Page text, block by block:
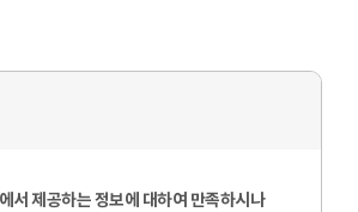
서 제공하는 정보에 대하여 만족하시나